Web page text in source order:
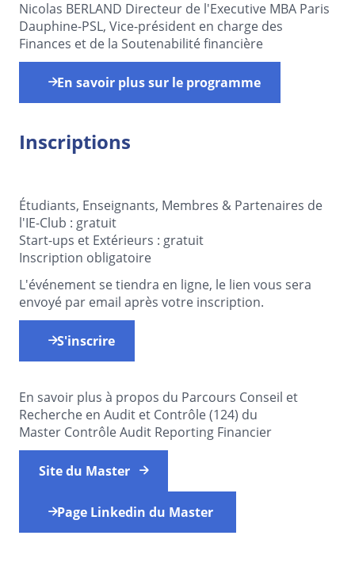
Nicolas BERLAND Directeur de l'Executive MBA Paris
Dauphine-PSL, Vice-président en charge des
Finances et de la Soutenabilité financière
En savoir plus sur le programme
Inscriptions
Étudiants, Enseignants, Membres & Partenaires de
l'IE-Club : gratuit
Start-ups et Extérieurs : gratuit
Inscription obligatoire
L'événement se tiendra en ligne, le lien vous sera
envoyé par email après votre inscription.
S'inscrire
En savoir plus à propos du Parcours Conseil et
Recherche en Audit et Contrôle (124) du
Master Contrôle Audit Reporting Financier
Site du Master
Page Linkedin du Master